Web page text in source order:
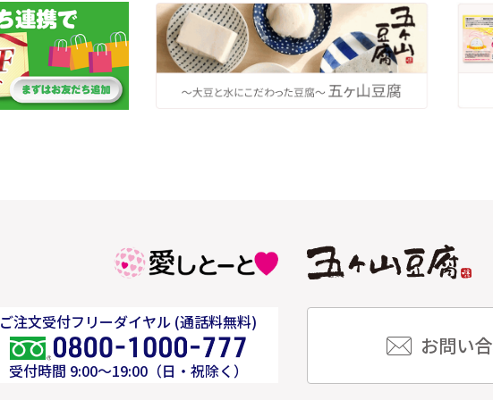
ご注文受付フリーダイヤル (通話料無料)
受付時間 9:00～19:00（日・祝除く）
お問い